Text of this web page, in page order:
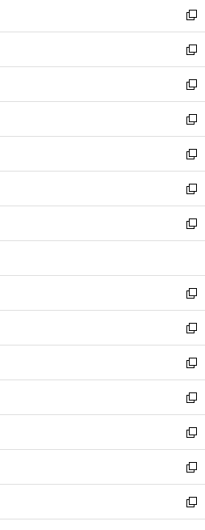
く
ド
ウ
で
開
く
ィ
ン
ド
ウ
で
開
く
い
ウ
ィ
ン
ド
ウ
で
開
く
新
し
い
ウ
ィ
ン
ド
ウ
で
開
く
新
し
い
ウ
ィ
ン
ド
ウ
で
開
く
新
し
い
ウ
ィ
ン
ド
ウ
で
開
新
し
い
ウ
ィ
ン
ド
ウ
開
く
新
し
い
ウ
ィ
ン
ウ
で
開
く
新
し
い
ウ
ン
ド
ウ
で
開
く
新
し
ウ
ィ
ン
ド
ウ
で
開
く
新
し
い
ウ
ィ
ン
ド
ウ
で
開
く
新
し
い
ウ
ィ
ン
ド
ウ
で
開
く
新
し
い
ウ
ィ
ン
ド
ウ
で
開
新
し
い
ウ
ィ
ン
ド
ウ
新
し
い
ウ
ィ
ン
新
し
い
ウ
新
し